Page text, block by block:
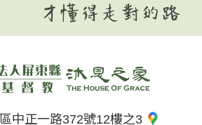
中正一路372號12樓之3